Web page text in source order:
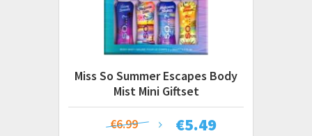
Miss So Summer Escapes Body
Mist Mini Giftset
€5.49
€6.99